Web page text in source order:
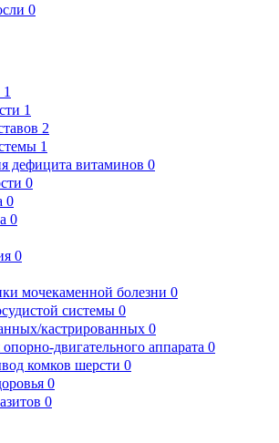
0
1
1
2
1
дефицита витаминов 0
0
0
0
0
мочекаменной болезни 0
системы 0
кастрированных 0
двигательного аппарата 0
комков шерсти 0
0
0